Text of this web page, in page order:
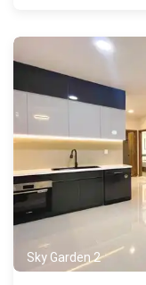
Sky Garden 2